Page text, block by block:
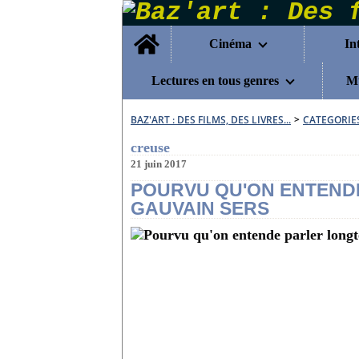
Home
Cinéma
Lectures en tous genres
BAZ'ART : DES FILMS, DES LIVRES... >
creuse
21 juin 2017
POURVU QU'ON
GAUVAIN SERS